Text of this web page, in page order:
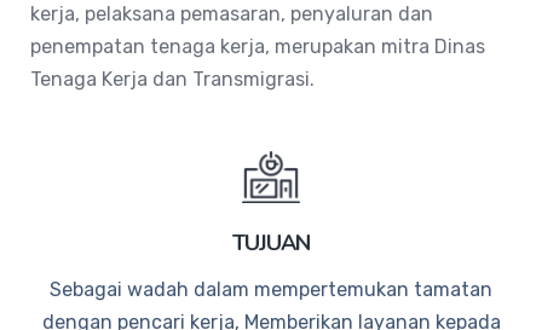
kerja, pelaksana pemasaran, penyaluran dan
penempatan tenaga kerja, merupakan mitra Dinas
Tenaga Kerja dan Transmigrasi.
TUJUAN
Sebagai wadah dalam mempertemukan tamatan
dengan pencari kerja, Memberikan layanan kepada